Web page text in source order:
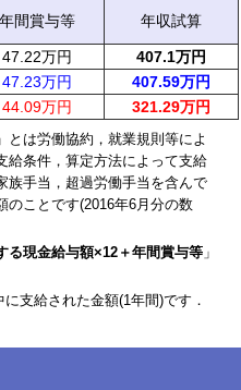
年間賞与等 年収試算
47.22万円
407.1万円
47.23万円
407.59万円
44.09万円 321.29万円
とは労働協約，就業規則等によ
給条件，算定方法によって支給
族手当，超過労働手当を含んで
のことです(2016年6月分の数
る現金給与額×12＋年間賞与等 」
に支給された金額(1年間)です．